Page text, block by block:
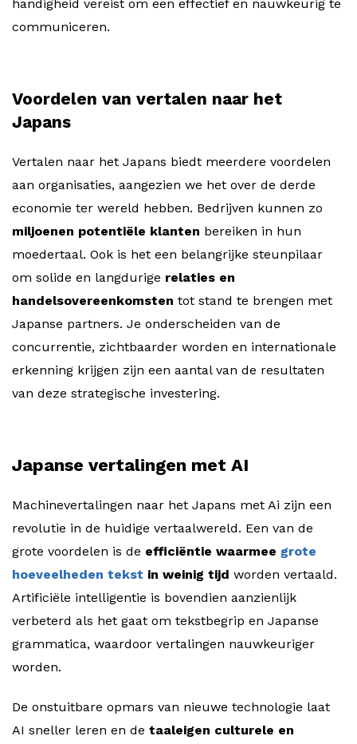
handigheid vereist om een effectief en nauwkeurig te
communiceren.
Voordelen van vertalen naar het
Japans
Vertalen naar het Japans biedt meerdere voordelen
aan organisaties, aangezien we het over de derde
economie ter wereld hebben. Bedrijven kunnen zo
miljoenen potentiële klanten bereiken in hun
moedertaal. Ook is het een belangrijke steunpilaar
om solide en langdurige relaties en
handelsovereenkomsten tot stand te brengen met
Japanse partners. Je onderscheiden van de
concurrentie, zichtbaarder worden en internationale
erkenning krijgen zijn een aantal van de resultaten
van deze strategische investering.
Japanse vertalingen met AI
Machinevertalingen naar het Japans met Ai zijn een
revolutie in de huidige vertaalwereld. Een van de
grote voordelen is de efficiëntie waarmee grote
hoeveelheden tekst in weinig tijd worden vertaald.
Artificiële intelligentie is bovendien aanzienlijk
verbeterd als het gaat om tekstbegrip en Japanse
grammatica, waardoor vertalingen nauwkeuriger
worden.
De onstuitbare opmars van nieuwe technologie laat
AI sneller leren en de taaleigen culturele en